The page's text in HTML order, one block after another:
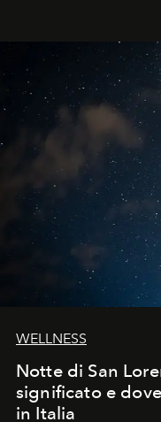
WELLNESS
Notte di San
significato e
in Italia